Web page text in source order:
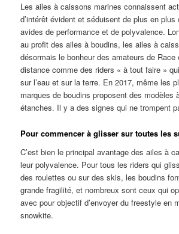
Les ailes à caissons marines connaissent
d’intérêt évident et séduisent de plus en plus
avides de performance et de polyvalence.
au profit des ailes à boudins, les ailes à
désormais le bonheur des amateurs de Race
distance comme des riders « à tout faire »
sur l’eau et sur la terre. En 2017, même les
marques de boudins proposent des modèles
étanches. Il y a des signes qui ne trompent
Pour commencer à glisser sur toutes les
C’est bien le principal avantage des ailes à
leur polyvalence. Pour tous les riders qui
des roulettes ou sur des skis, les boudins
grande fragilité, et nombreux sont ceux qui
avec pour objectif d’envoyer du freestyle en
snowkite.